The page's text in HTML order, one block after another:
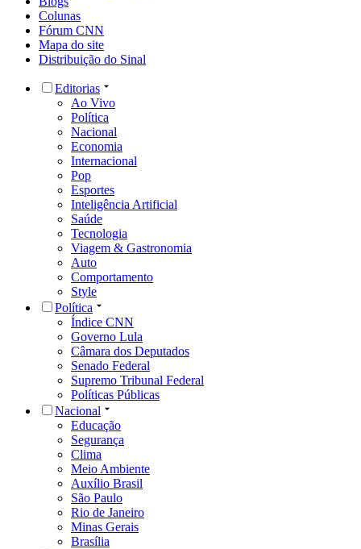
Colunas
Fórum CNN
Mapa do site
Distribuição do Sinal
Editorias
Ao Vivo
Política
Nacional
Economia
Internacional
Pop
Esportes
Inteligência Artificial
Saúde
Tecnologia
Viagem & Gastronomia
Auto
Comportamento
Style
Política
Índice CNN
Governo Lula
Câmara dos Deputados
Senado Federal
Supremo Tribunal Federal
Políticas Públicas
Nacional
Educação
Segurança
Clima
Meio Ambiente
Auxílio Brasil
São Paulo
Rio de Janeiro
Minas Gerais
Brasília